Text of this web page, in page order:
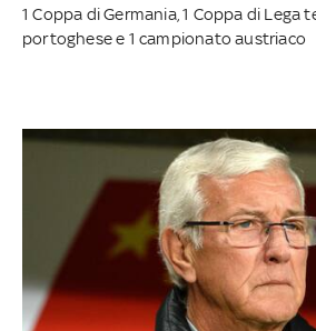
1 Coppa di Germania, 1 Coppa di Lega
portoghese e 1 campionato austriaco